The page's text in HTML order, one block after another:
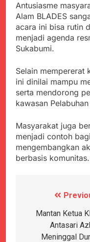
Antusiasme
Alam BLADES
acara ini bisa rutin
menjadi agenda
Sukabumi.
Selain mempererat
ini dinilai mampu
serta mendorong
kawasan Pelabuhan
Masyarakat juga
menjadi contoh
mengembangkan
berbasis
Navigasi
pos
Mantan Ketua
Antasari
Meninggal